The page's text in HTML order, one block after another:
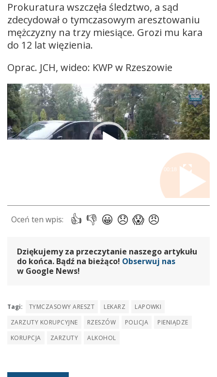
Prokuratura wszczęła śledztwo, a sąd
zdecydował o tymczasowym aresztowaniu
mężczyzny na trzy miesiące. Grozi mu kara
do 12 lat więzienia.
Oprac. JCH, wideo: KWP w Rzeszowie
Odtwarzacz
video
00:18
Dziękujemy za przeczytanie naszego artykułu
do końca. Bądź na bieżąco! Obserwuj nas
w Google News!
Tagi: TYMCZASOWY ARESZT LEKARZ
LAPOWKI
ZARZUTY KORUPCYJNE
RZESZÓW POLICJA
PIENIĄDZE
KORUPCJA
ZARZUTY ALKOHOL